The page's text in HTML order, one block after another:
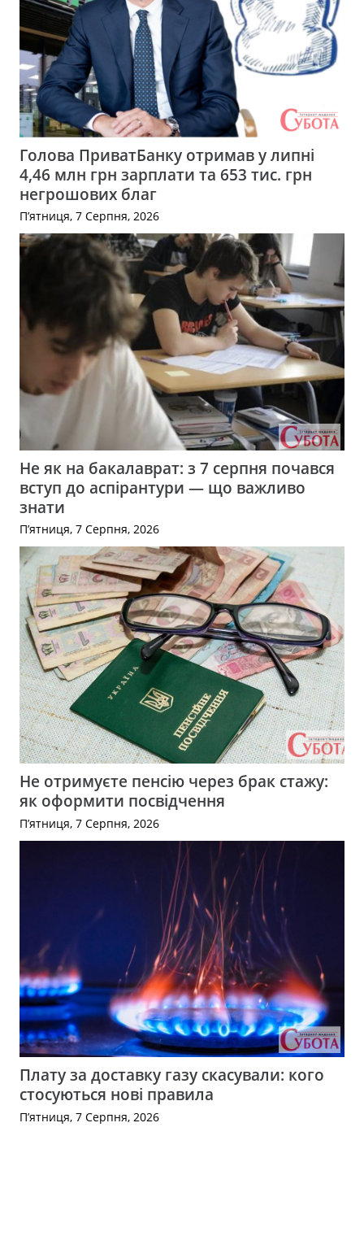
Голова ПриватБанку отримав у липні
4,46 млн грн зарплати та 653 тис. грн
негрошових благ
П’ятниця, 7 Серпня, 2026
Не як на бакалаврат: з 7 серпня почався
вступ до аспірантури — що важливо
знати
П’ятниця, 7 Серпня, 2026
Не отримуєте пенсію через брак стажу:
як оформити посвідчення
П’ятниця, 7 Серпня, 2026
Плату за доставку газу скасували: кого
стосуються нові правила
П’ятниця, 7 Серпня, 2026